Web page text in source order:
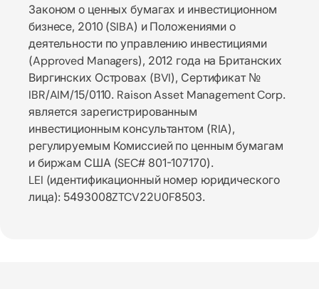
Законом о ценных бумагах и инвестиционном
бизнесе, 2010 (SIBA) и Положениями о
деятельности по управлению инвестициями
(Approved Managers), 2012 года на Британских
Виргинских Островах (BVI), Сертификат №
IBR/AIM/15/0110. Raison Asset Management Corp.
является зарегистрированным
инвестиционным консультантом (RIA),
регулируемым Комиссией по ценным бумагам
и биржам США (SEC# 801-107170).
LEI (идентификационный номер юридического
лица): 5493008ZTCV22U0F8503.